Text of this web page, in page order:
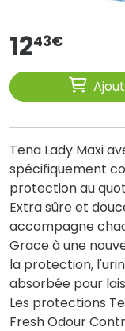
1243€
Tena Lady Maxi
spécifiquement
protection au
Extra sûre et
accompagne
Grace à une
la protection,
absorbée pour
Les protections
Fresh Odour